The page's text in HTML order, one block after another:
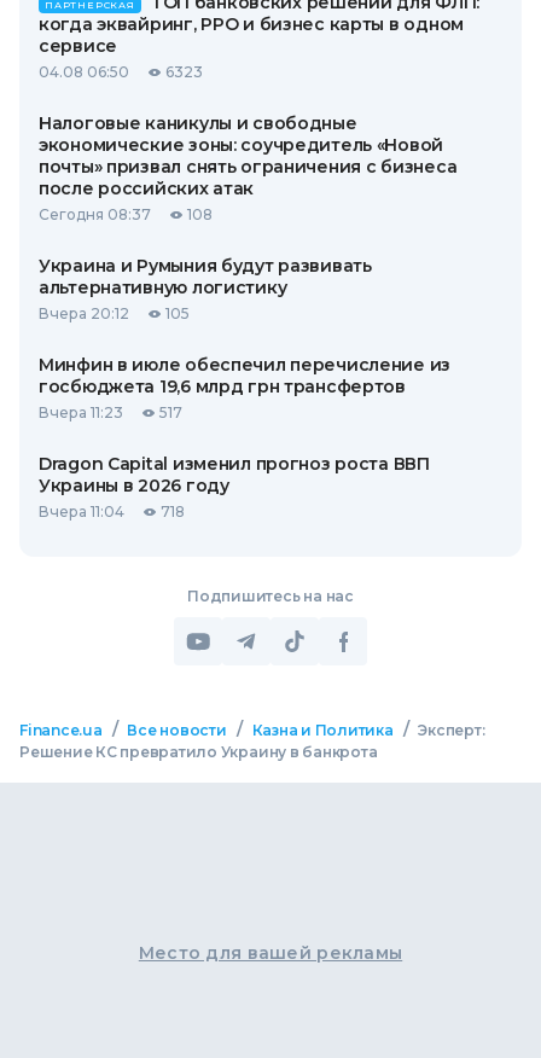
ПАРТНЕРСКАЯ
когда эквайринг, РРО и бизнес карты в одном
сервисе
04.08 06:50 6323
Налоговые каникулы и свободные
экономические зоны: соучредитель «Новой
почты» призвал снять ограничения с бизнеса
после российских атак
Сегодня 08:37 108
Украина и Румыния будут развивать
альтернативную логистику
Вчера 20:12 105
Минфин в июле обеспечил перечисление из
госбюджета 19,6 млрд грн трансфертов
Вчера 11:23 517
Dragon Capital изменил прогноз роста ВВП
Украины в 2026 году
Вчера 11:04 718
Подпишитесь на нас
Finance.ua / Все новости / Казна и Политика / Эксперт:
Решение КС превратило Украину в банкрота
Место для вашей рекламы